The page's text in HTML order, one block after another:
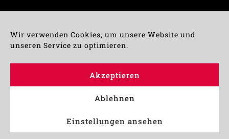
Wir verwenden Cookies, um unsere Website und
unseren Service zu optimieren.
Akzeptieren
Ablehnen
Einstellungen ansehen
Geschlechtsangaben: Aus Gründen der besseren
Lesbarkeit sind nicht immer alle Sprachformen –
männlich, weiblich und divers – im Text
Geschlechter (m/w/d) gleichermaßen gemeint
und angesprochen.